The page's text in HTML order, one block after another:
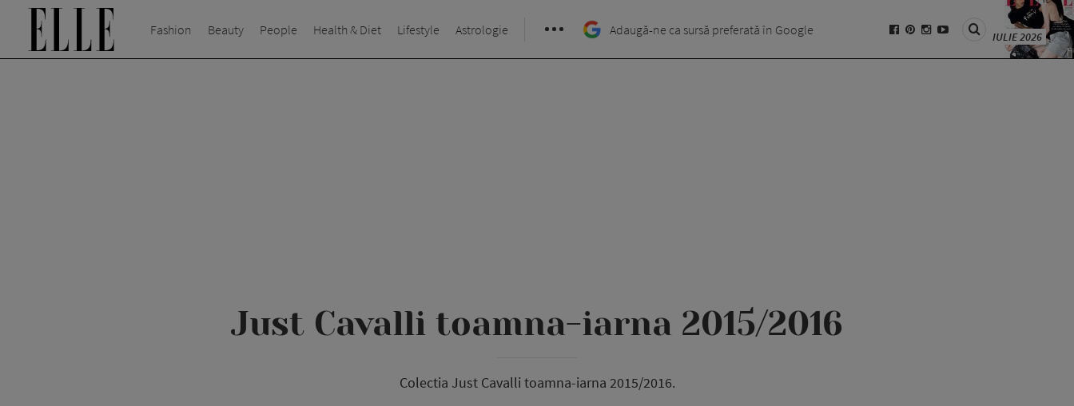
Fashion Beauty People Health & Diet Lifestyle Astrologie Adaugă-ne ca sursă preferată în Google IULIE 2026
Just Cavalli toamna-iarna 2015/2016
Colectia Just Cavalli toamna-iarna 2015/2016.